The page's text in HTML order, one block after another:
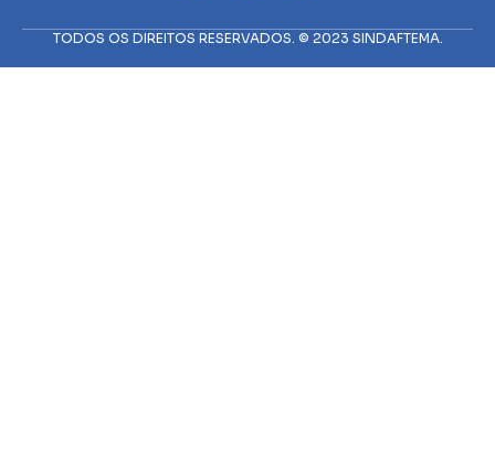
TODOS OS DIREITOS RESERVADOS. © 2023 SINDAFTEMA.